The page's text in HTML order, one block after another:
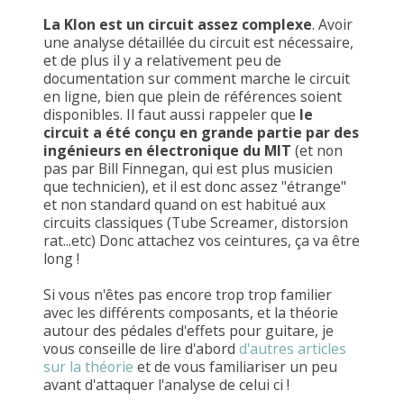
La Klon est un circuit assez complexe. Avoir
une analyse détaillée du circuit est nécessaire,
et de plus il y a relativement peu de
documentation sur comment marche le circuit
en ligne, bien que plein de références soient
disponibles. Il faut aussi rappeler que le
circuit a été conçu en grande partie par des
ingénieurs en électronique du MIT (et non
pas par Bill Finnegan, qui est plus musicien
que technicien), et il est donc assez "étrange"
et non standard quand on est habitué aux
circuits classiques (Tube Screamer, distorsion
rat...etc) Donc attachez vos ceintures, ça va être
long !
Si vous n'êtes pas encore trop trop familier
avec les différents composants, et la théorie
autour des pédales d'effets pour guitare, je
vous conseille de lire d'abord d'autres articles
sur la théorie et de vous familiariser un peu
avant d'attaquer l'analyse de celui ci !